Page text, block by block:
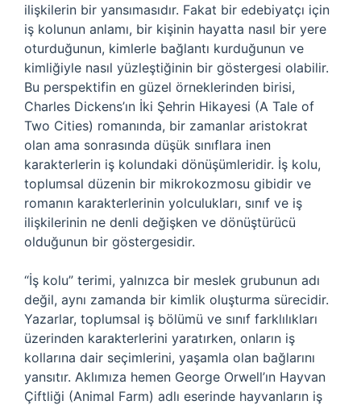
ilişkilerin bir yansımasıdır. Fakat bir edebiyatçı için
iş kolunun anlamı, bir kişinin hayatta nasıl bir yere
oturduğunun, kimlerle bağlantı kurduğunun ve
kimliğiyle nasıl yüzleştiğinin bir göstergesi olabilir.
Bu perspektifin en güzel örneklerinden birisi,
Charles Dickens’ın İki Şehrin Hikayesi (A Tale of
Two Cities) romanında, bir zamanlar aristokrat
olan ama sonrasında düşük sınıflara inen
karakterlerin iş kolundaki dönüşümleridir. İş kolu,
toplumsal düzenin bir mikrokozmosu gibidir ve
romanın karakterlerinin yolculukları, sınıf ve iş
ilişkilerinin ne denli değişken ve dönüştürücü
olduğunun bir göstergesidir.
“İş kolu” terimi, yalnızca bir meslek grubunun adı
değil, aynı zamanda bir kimlik oluşturma sürecidir.
Yazarlar, toplumsal iş bölümü ve sınıf farklılıkları
üzerinden karakterlerini yaratırken, onların iş
kollarına dair seçimlerini, yaşamla olan bağlarını
yansıtır. Aklımıza hemen George Orwell’ın Hayvan
Çiftliği (Animal Farm) adlı eserinde hayvanların iş